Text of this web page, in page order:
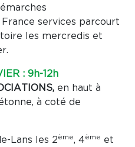
services parcourt
les mercredis et
: 9h-12h
en haut à
à coté de
Lans les 2ème, 4ème et